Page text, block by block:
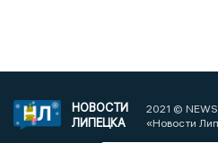
НОВОСТИ
ЛИПЕЦКА
2021 ©
«Новости